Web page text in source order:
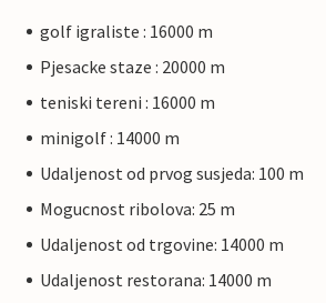
golf igraliste : 16000 m
Pjesacke staze : 20000 m
teniski tereni : 16000 m
minigolf : 14000 m
Udaljenost od prvog susjeda: 100 m
Mogucnost ribolova: 25 m
Udaljenost od trgovine: 14000 m
Udaljenost restorana: 14000 m